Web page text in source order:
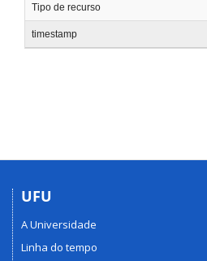
Tipo de recurso
timestamp
UFU
A Universidade
Linha do tempo